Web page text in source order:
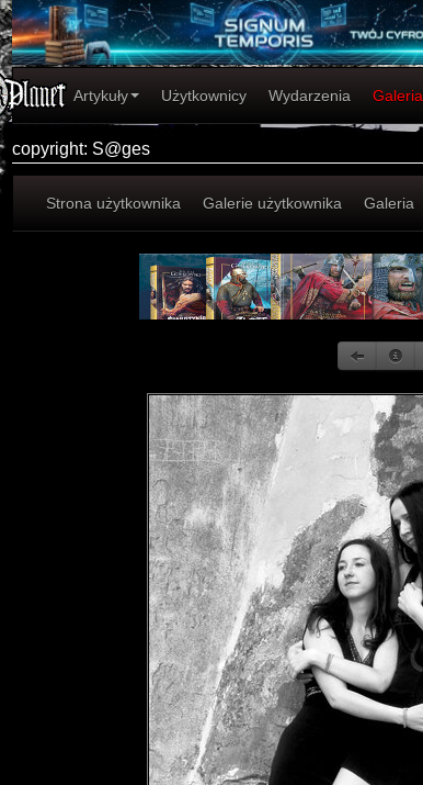
Artykuły Użytkownicy Wydarzenia Galeria
copyright: S@ges
Strona użytkownika Galerie użytkownika Galeria